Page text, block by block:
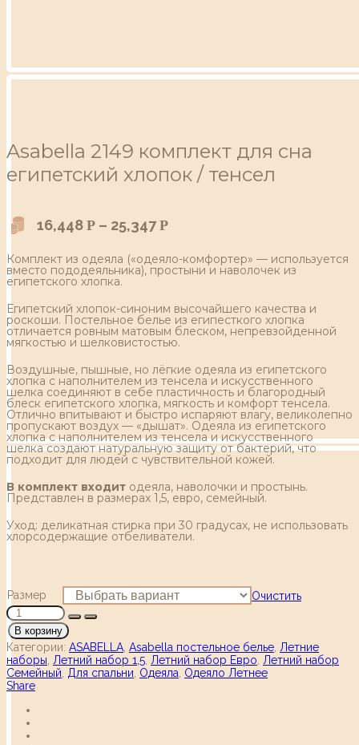
Asabella 2149 комплект для сна
египетский хлопок / тенсел
16,448 Р – 25,347Р
Комплект из одеяла («одеяло-комфортер» — используется
вместо пододеяльника), простыни и наволочек из
египетского хлопка.
Египетский хлопок-синоним высочайшего качества и
роскоши. Постельное белье из египесткого хлопка
отличается ровным матовым блеском, непревзойденной
мягкостью и шелковистостью.
Воздушные, пышные, но лёгкие одеяла из египетского
хлопка с наполнителем из тенсела и искусственного
шелка соединяют в себе пластичность и благородный
блеск египетского хлопка, мягкость и комфорт тенсела.
Отлично впитывают и быстро испаряют влагу, великолепно
пропускают воздух — «дышат». Одеяла из египетского
хлопка с наполнителем из тенсела и искусственного
шелка создают натуральную защиту от бактерий, что
подходит для людей с чувствительной кожей.
В комплект входит одеяла, наволочки и простынь.
Представлен в размерах 1,5, евро, семейный.
Уход: деликатная стирка при 30 градусах, не использовать
хлорсодержащие отбеливатели.
Размер Очистить
В корзину
Категории: ASABELLA Asabella постельное белье Летние
наборы Летний набор 1,5 Летний набор Евро Летний набор
Семейный
Для спальни Одеяла Одеяло Летнее
Share